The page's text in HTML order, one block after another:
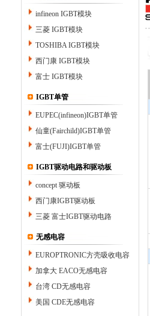
infineon IGBT模块
三菱 IGBT模块
TOSHIBA IGBT模块
西门康 IGBT模块
富士 IGBT模块
IGBT单管
EUPEC(infineon)IGBT单管
仙童(Fairchild)IGBT单管
富士(FUJI)IGBT单管
IGBT驱动电路和驱动板
concept 驱动板
西门康IGBT驱动板
三菱 富士IGBT驱动电路
无感电容
EUROPTRONIC方壳吸收电容
加拿大 EACO无感电容
台湾 CD无感电容
美国 CDE无感电容